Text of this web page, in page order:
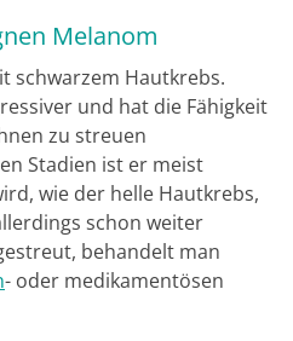
Melanom
schwarzem Hautkrebs.
und hat die Fähigkeit
zu streuen
Stadien ist er meist
wie der helle Hautkrebs,
schon weiter
behandelt man
- oder medikamentösen